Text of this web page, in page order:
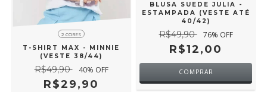
2 CORES
T-SHIRT MAX - MINNIE
(VESTE 38/44)
R$49,90 40% OFF
R$29,90
BLUSA SUEDE JULIA -
ESTAMPADA (VESTE ATÉ
40/42)
R$49,90 76% OFF
R$12,00
COMPRAR